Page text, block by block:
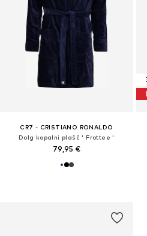
CR7 - CRISTIANO RONALDO
Dolg kopalni plašč ' Frottee '
79,95 €